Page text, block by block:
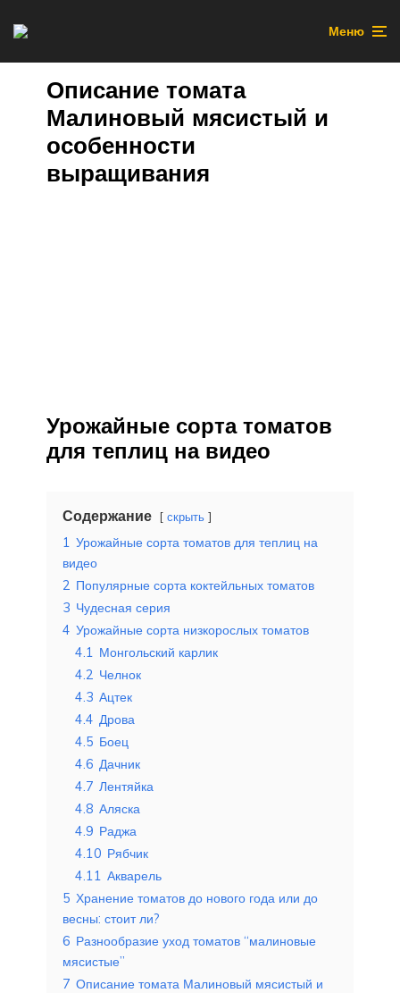
Меню
Описание томата
Малиновый мясистый и
особенности
выращивания
Урожайные сорта томатов
для теплиц на видео
Содержание скрыть
1 Урожайные сорта томатов для теплиц на
видео
2 Популярные сорта коктейльных томатов
3 Чудесная серия
4 Урожайные сорта низкорослых томатов
4.1 Монгольский карлик
4.2 Челнок
4.3 Ацтек
4.4 Дрова
4.5 Боец
4.6 Дачник
4.7 Лентяйка
4.8 Аляска
4.9 Раджа
4.10 Рябчик
4.11 Акварель
5 Хранение томатов до нового года или до
весны: стоит ли?
6 Разнообразие уход томатов “малиновые
мясистые”
7 Описание томата Малиновый мясистый и